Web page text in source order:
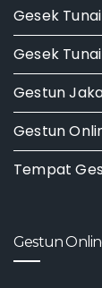
Gesek
Gesek
Gestun
Gestun
Tempat
Gestun